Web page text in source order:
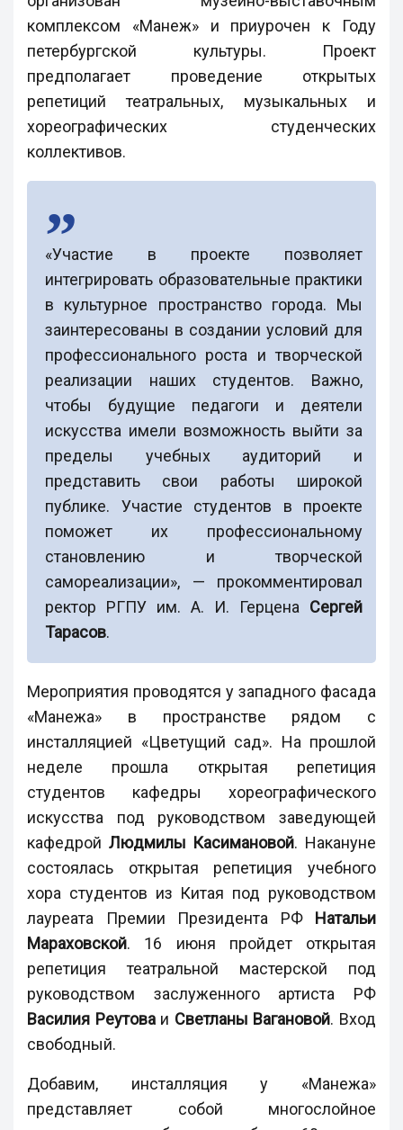
комплексом «Манеж» и приурочен к Году
петербургской культуры. Проект
предполагает проведение открытых
репетиций театральных, музыкальных и
хореографических студенческих
коллективов.
«Участие в проекте позволяет
интегрировать образовательные практики
в культурное пространство города. Мы
заинтересованы в создании условий для
профессионального роста и творческой
реализации наших студентов. Важно,
чтобы будущие педагоги и деятели
искусства имели возможность выйти за
пределы учебных аудиторий и
представить свои работы широкой
публике. Участие студентов в проекте
поможет их профессиональному
становлению и творческой
самореализации», — прокомментировал
ректор РГПУ им. А. И. Герцена Сергей
Тарасов.
Мероприятия проводятся у западного фасада
«Манежа» в пространстве рядом с
инсталляцией «Цветущий сад». На прошлой
неделе прошла открытая репетиция
студентов кафедры хореографического
искусства под руководством заведующей
кафедрой Людмилы Касимановой. Накануне
состоялась открытая репетиция учебного
хора студентов из Китая под руководством
лауреата Премии Президента РФ Натальи
Мараховской. 16 июня пройдет открытая
репетиция театральной мастерской под
руководством заслуженного артиста РФ
Василия Реутоваи Светланы Вагановой. Вход
свободный.
Добавим, инсталляция у «Манежа»
представляет собой многослойное